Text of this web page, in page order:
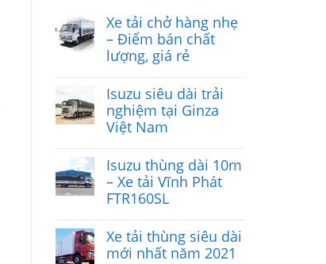
Xe tải chở hàng nhẹ
– Điểm bán chất
lượng, giá rẻ
Isuzu siêu dài trải
nghiệm tại Ginza
Việt Nam
Isuzu thùng dài 10m
– Xe tải Vĩnh Phát
FTR160SL
Xe tải thùng siêu dài
mới nhất năm 2021